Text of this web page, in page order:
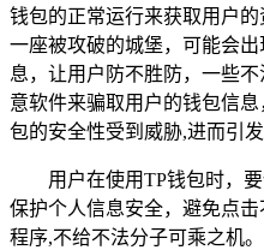
钱包的正常运行来获取用户
一座被攻破的城堡，可能会
息，让用户防不胜防，一些
意软件来骗取用户的钱包信
包的安全性受到威胁,进而引
用户在使用TP钱包时，
保护个人信息安全，避免点
程序,不给不法分子可乘之机。